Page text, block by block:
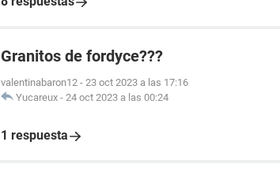
Granitos de fordyce???
valentinabaron12 - 23 oct 2023 a las 17:16
Yucareux - 24 oct 2023 a las 00:24
1 respuesta